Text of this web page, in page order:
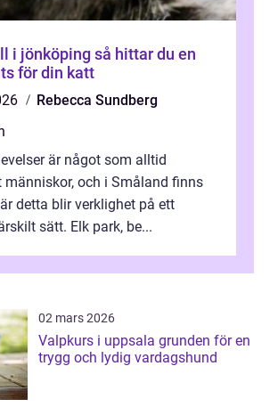
så hittar du en
för din katt
Rebecca Sundberg
är något som alltid
människor, och i Småland finns
detta blir verklighet på ett
sätt. Elk park, be...
02 mars 2026
Valpkurs i uppsala grunden för en
trygg och lydig vardagshund